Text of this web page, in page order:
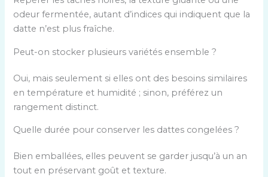
odeur fermentée, autant d’indices qui indiquent que la
datte n’est plus fraîche.
Peut-on stocker plusieurs variétés ensemble ?
Oui, mais seulement si elles ont des besoins similaires
en température et humidité ; sinon, préférez un
rangement distinct.
Quelle durée pour conserver les dattes congelées ?
Bien emballées, elles peuvent se garder jusqu’à un an
tout en préservant goût et texture.